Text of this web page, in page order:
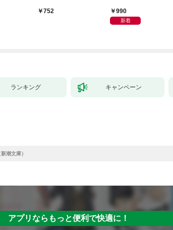
752 990
新着
ランキング キャンペーン
潮文庫）
アプリならもっと便利で快適に！